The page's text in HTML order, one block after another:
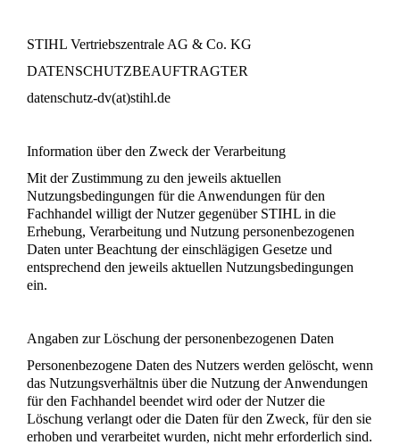
STIHL Vertriebszentrale AG & Co. KG
DATENSCHUTZBEAUFTRAGTER
datenschutz-dv(at)stihl.de
Information über den Zweck der Verarbeitung
Mit der Zustimmung zu den jeweils aktuellen
Nutzungsbedingungen für die Anwendungen für den
Fachhandel willigt der Nutzer gegenüber STIHL in die
Erhebung, Verarbeitung und Nutzung personenbezogenen
Daten unter Beachtung der einschlägigen Gesetze und
entsprechend den jeweils aktuellen Nutzungsbedingungen
ein.
Angaben zur Löschung der personenbezogenen Daten
Personenbezogene Daten des Nutzers werden gelöscht, wenn
das Nutzungsverhältnis über die Nutzung der Anwendungen
für den Fachhandel beendet wird oder der Nutzer die
Löschung verlangt oder die Daten für den Zweck, für den sie
erhoben und verarbeitet wurden, nicht mehr erforderlich sind.